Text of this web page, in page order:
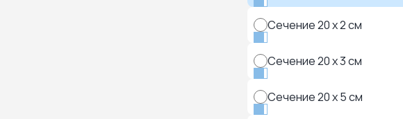
Сечение 20 x 2 см
Сечение 20 x 3 см
Сечение 20 x 5 см